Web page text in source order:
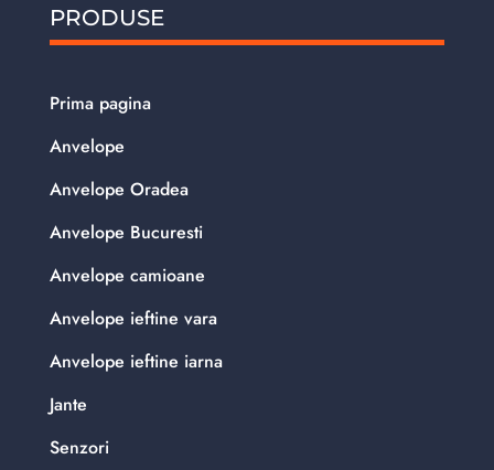
PRODUSE
Prima pagina
Anvelope
Anvelope Oradea
Anvelope Bucuresti
Anvelope camioane
Anvelope ieftine vara
Anvelope ieftine iarna
Jante
Senzori